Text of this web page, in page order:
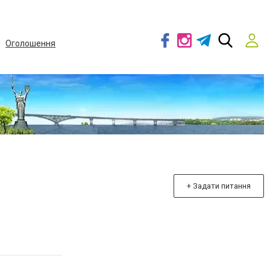
Оголошення
+ Задати питання